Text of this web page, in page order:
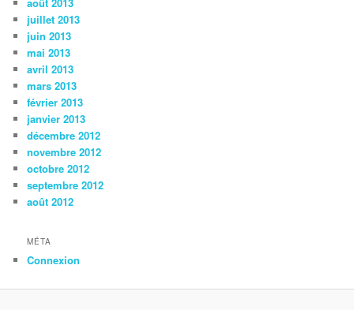
août 2013
juillet 2013
juin 2013
mai 2013
avril 2013
mars 2013
février 2013
janvier 2013
décembre 2012
novembre 2012
octobre 2012
septembre 2012
août 2012
MÉTA
Connexion